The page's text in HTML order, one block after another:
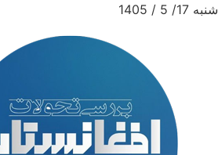
شنبه 17/ 5 / 1405